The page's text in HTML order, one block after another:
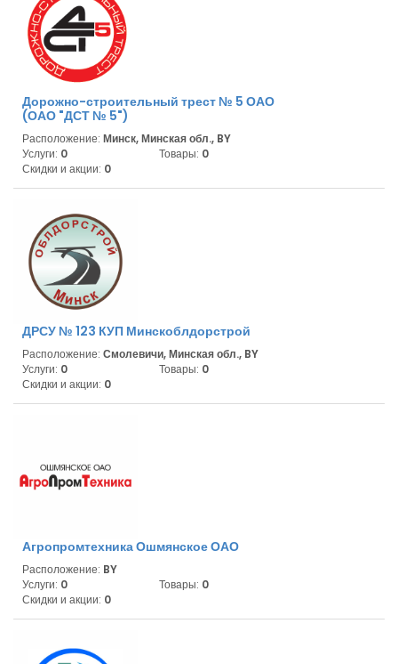
Дорожно-строительный трест № 5 ОАО
(ОАО "ДСТ № 5")
Расположение: Минск, Минская обл., BY
Услуги: 0 Товары: 0
Скидки и акции: 0
ДРСУ № 123 КУП Минскоблдорстрой
Расположение: Смолевичи, Минская обл., BY
Услуги: 0 Товары: 0
Скидки и акции: 0
Агропромтехника Ошмянское ОАО
Расположение: BY
Услуги: 0 Товары: 0
Скидки и акции: 0